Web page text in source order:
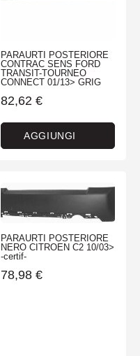
PARAURTI POSTERIORE
CONTRAC SENS FORD
TRANSIT-TOURNEO
CONNECT 01/13> GRIG
82,62 €
AGGIUNGI
PARAURTI POSTERIORE
NERO CITROEN C2 10/03>
-certif-
78,98 €